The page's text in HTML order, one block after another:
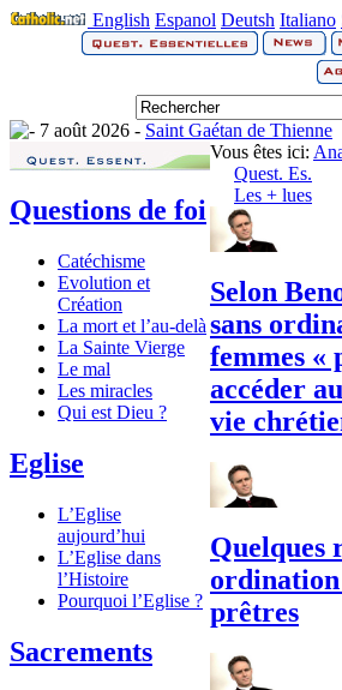
English Espanol Deutsh Italiano
7 août 2026 - Saint Gaétan de Thienne
Questions de foi
Catéchisme
Evolution et
Création
La mort et l’au-delà
La Sainte Vierge
Le mal
Les miracles
Qui est Dieu ?
Eglise
L’Eglise
aujourd’hui
L’Eglise dans
l’Histoire
Pourquoi l’Eglise ?
Sacrements
Vous êtes ici:
Quest. Es.
Les + lues
Selon
sans
femmes «
accéder
vie
Quelques
ordination
prêtres